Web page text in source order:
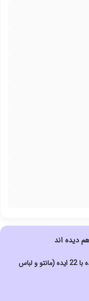
دیده اند
تزیین لباس مشکی ساده با 22 ایده (مانتو و لباس